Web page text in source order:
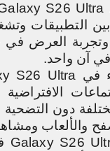
S26 Ultra
التطبيقات
وتجربة العرض
في آن واحد.
في S26 Ultra
والألعاب
Galaxy S26